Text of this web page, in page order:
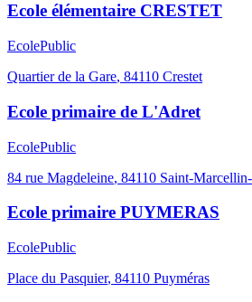
Ecole élémentaire CRESTET
EcolePublic
Quartier de la Gare, 84110 Crestet
Ecole primaire de L'Adret
EcolePublic
84 rue Magdeleine, 84110 Saint-
Ecole primaire PUYMERAS
EcolePublic
Place du Pasquier, 84110 Puyméras